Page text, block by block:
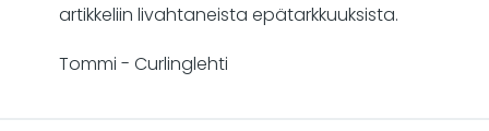
artikkeliin livahtaneista epätarkkuuksista.
Tommi - Curlinglehti